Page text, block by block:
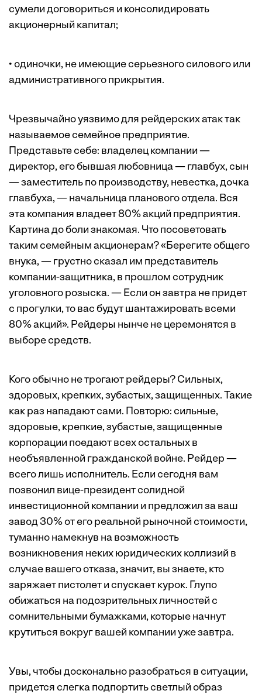
сумели договориться и консолидировать
акционерный капитал;
• одиночки, не имеющие серьезного силового или
административного прикрытия.
Чрезвычайно уязвимо для рейдерских атак так
называемое семейное предприятие.
Представьте себе: владелец компании —
директор, его бывшая любовница — главбух, сын
— заместитель по производству, невестка, дочка
главбуха, — начальница планового отдела. Вся
эта компания владеет 80% акций предприятия.
Картина до боли знакомая. Что посоветовать
таким семейным акционерам? «Берегите общего
внука, — грустно сказал им представитель
компании-защитника, в прошлом сотрудник
уголовного розыска. — Если он завтра не придет
с прогулки, то вас будут шантажировать всеми
80% акций». Рейдеры нынче не церемонятся в
выборе средств.
Кого обычно не трогают рейдеры? Сильных,
здоровых, крепких, зубастых, защищенных. Такие
как раз нападают сами. Повторю: сильные,
здоровые, крепкие, зубастые, защищенные
корпорации поедают всех остальных в
необъявленной гражданской войне. Рейдер —
всего лишь исполнитель. Если сегодня вам
позвонил вице-президент солидной
инвестиционной компании и предложил за ваш
завод 30% от его реальной рыночной стоимости,
туманно намекнув на возможность
возникновения неких юридических коллизий в
случае вашего отказа, значит, вы знаете, кто
заряжает пистолет и спускает курок. Глупо
обижаться на подозрительных личностей с
сомнительными бумажками, которые начнут
крутиться вокруг вашей компании уже завтра.
Увы, чтобы досконально разобраться в ситуации,
придется слегка подпортить светлый образ